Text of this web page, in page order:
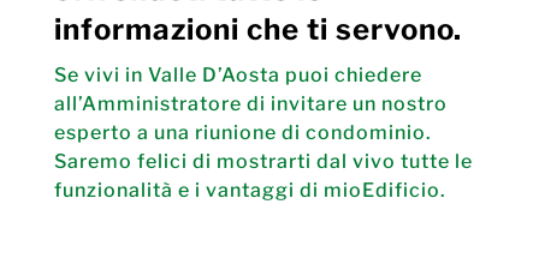
informazioni che ti servono.
Se vivi in Valle D’Aosta puoi chiedere
all’Amministratore di invitare un nostro
esperto a una riunione di condominio.
Saremo felici di mostrarti dal vivo tutte le
funzionalità e i vantaggi di mioEdificio.